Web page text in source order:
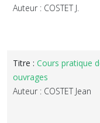
Auteur : COSTET J.
Titre : Cours pratique
ouvrages
Auteur : COSTET Jean